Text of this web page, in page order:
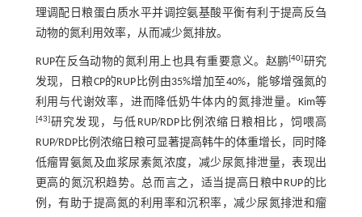
理调配日粮蛋白质水平并调控氨基酸平衡有利于提高反刍
动物的氮利用效率，从而减少氮排放。
RUP在反刍动物的氮利用上也具有重要意义。赵鹏[40]研究
发现，日粮CP的RUP比例由35%增加至40%，能够增强氮的
利用与代谢效率，进而降低奶牛体内的氮排泄量。Kim等
[43]研究发现，与低RUP/RDP比例浓缩日粮相比，饲喂高
RUP/RDP比例浓缩日粮可显著提高韩牛的体重增长，同时降
低瘤胃氨氮及血浆尿素氮浓度，减少尿氮排泄量，表现出
更高的氮沉积趋势。总而言之，适当提高日粮中RUP的比
例，有助于提高氮的利用率和沉积率，减少尿氮排泄和瘤